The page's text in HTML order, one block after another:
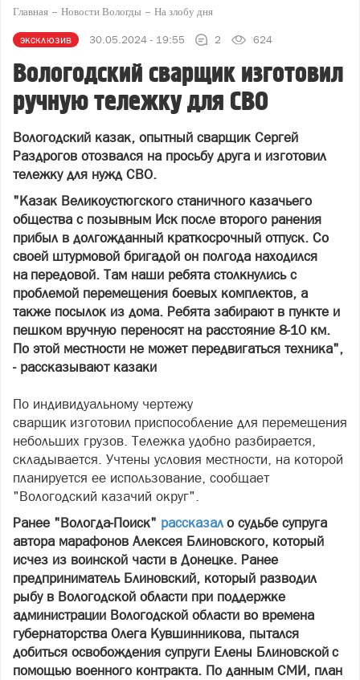
Главная Новости Вологды На злобу дня
эксклюзив 30.05.2024 - 19:55 2 624
Вологодский сварщик изготовил
ручную тележку для СВО
Вологодский казак, опытный сварщик Сергей
Раздрогов отозвался на просьбу друга и изготовил
тележку для нужд СВО.
"Казак Великоустюгского станичного казачьего
общества с позывным Иск после второго ранения
прибыл в долгожданный краткосрочный отпуск. Со
своей штурмовой бригадой он полгода находился
на передовой. Там наши ребята столкнулись с
проблемой перемещения боевых комплектов, а
также посылок из дома. Ребята забирают в пункте и
пешком вручную переносят на расстояние 8-10 км.
По этой местности не может передвигаться техника",
- рассказывают казаки
По индивидуальному чертежу
сварщик изготовил приспособление для перемещения
небольших грузов. Тележка удобно разбирается,
складывается. Учтены условия местности, на которой
планируется ее использование, сообщает
"Вологодский казачий округ".
Ранее "Вологда-Поиск" рассказало судьбе супруга
автора марафонов Алексея Блиновского, который
исчез из воинской части в Донецке. Ранее
предприниматель Блиновский, который разводил
рыбу в Вологодской области при поддержке
администрации Вологодской области во времена
губернаторства Олега Кувшинникова, пытался
добиться освобождения супруги Елены Блиновской с
помощью военного контракта. По данным СМИ, план